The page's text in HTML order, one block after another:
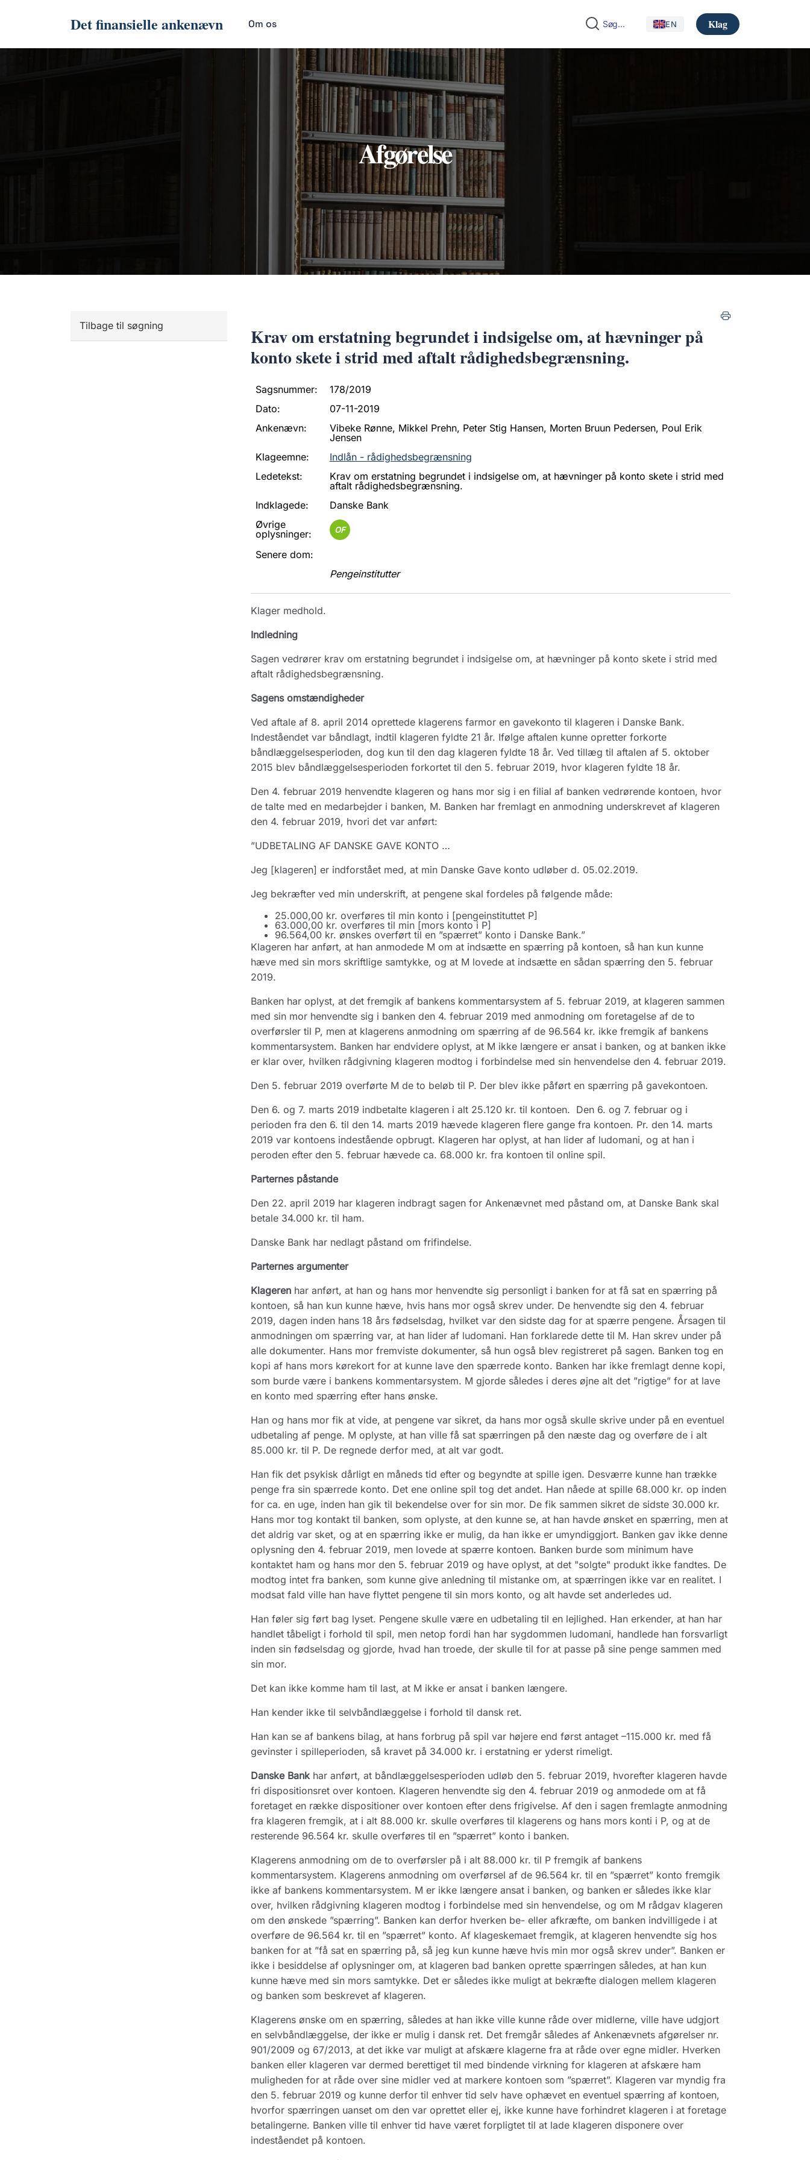
Det finansielle ankenævn Om os EN Klag
Afgørelse
Tilbage til søgning
Krav om erstatning begrundet i indsigelse om, at hævninger på
konto skete i strid med aftalt rådighedsbegrænsning.
Sagsnummer:
178/2019
Dato:
07-11-2019
Ankenævn:
Vibeke Rønne, Mikkel Prehn, Peter Stig Hansen, Morten Bruun Pedersen, Poul Erik
Jensen
Klageemne:
Indlån - rådighedsbegrænsning
Ledetekst:
Krav om erstatning begrundet i indsigelse om, at hævninger på konto skete i strid med
aftalt rådighedsbegrænsning.
Indklagede:
Danske Bank
Øvrige
oplysninger:
OF
Senere dom:
Pengeinstitutter
Klager medhold.
Indledning
Sagen vedrører krav om erstatning begrundet i indsigelse om, at hævninger på konto skete i strid med
aftalt rådighedsbegrænsning.
Sagens omstændigheder
Ved aftale af 8. april 2014 oprettede klagerens farmor en gavekonto til klageren i Danske Bank.
Indeståendet var båndlagt, indtil klageren fyldte 21 år. Ifølge aftalen kunne opretter forkorte
båndlæggelsesperioden, dog kun til den dag klageren fyldte 18 år. Ved tillæg til aftalen af 5. oktober
2015 blev båndlæggelsesperioden forkortet til den 5. februar 2019, hvor klageren fyldte 18 år.
Den 4. februar 2019 henvendte klageren og hans mor sig i en filial af banken vedrørende kontoen, hvor
de talte med en medarbejder i banken, M. Banken har fremlagt en anmodning underskrevet af klageren
den 4. februar 2019, hvori det var anført:
”UDBETALING AF DANSKE GAVE KONTO …
Jeg [klageren] er indforstået med, at min Danske Gave konto udløber d. 05.02.2019.
Jeg bekræfter ved min underskrift, at pengene skal fordeles på følgende måde:
25.000,00 kr. overføres til min konto i [pengeinstituttet P]
63.000,00 kr. overføres til min [mors konto i P]
96.564,00 kr. ønskes overført til en ”spærret” konto i Danske Bank.”
Klageren har anført, at han anmodede M om at indsætte en spærring på kontoen, så han kun kunne
hæve med sin mors skriftlige samtykke, og at M lovede at indsætte en sådan spærring den 5. februar
2019.
Banken har oplyst, at det fremgik af bankens kommentarsystem af 5. februar 2019, at klageren sammen
med sin mor henvendte sig i banken den 4. februar 2019 med anmodning om foretagelse af de to
overførsler til P, men at klagerens anmodning om spærring af de 96.564 kr. ikke fremgik af bankens
kommentarsystem. Banken har endvidere oplyst, at M ikke længere er ansat i banken, og at banken ikke
er klar over, hvilken rådgivning klageren modtog i forbindelse med sin henvendelse den 4. februar 2019.
Den 5. februar 2019 overførte M de to beløb til P. Der blev ikke påført en spærring på gavekontoen.
Den 6. og 7. marts 2019 indbetalte klageren i alt 25.120 kr. til kontoen. Den 6. og 7. februar og i
perioden fra den 6. til den 14. marts 2019 hævede klageren flere gange fra kontoen. Pr. den 14. marts
2019 var kontoens indestående opbrugt. Klageren har oplyst, at han lider af ludomani, og at han i
peroden efter den 5. februar hævede ca. 68.000 kr. fra kontoen til online spil.
Parternes påstande
Den 22. april 2019 har klageren indbragt sagen for Ankenævnet med påstand om, at Danske Bank skal
betale 34.000 kr. til ham.
Danske Bank har nedlagt påstand om frifindelse.
Parternes argumenter
Klagerenhar anført, at han og hans mor henvendte sig personligt i banken for at få sat en spærring på
kontoen, så han kun kunne hæve, hvis hans mor også skrev under. De henvendte sig den 4. februar
2019, dagen inden hans 18 års fødselsdag, hvilket var den sidste dag for at spærre pengene. Årsagen til
anmodningen om spærring var, at han lider af ludomani. Han forklarede dette til M. Han skrev under på
alle dokumenter. Hans mor fremviste dokumenter, så hun også blev registreret på sagen. Banken tog en
kopi af hans mors kørekort for at kunne lave den spærrede konto. Banken har ikke fremlagt denne kopi,
som burde være i bankens kommentarsystem. M gjorde således i deres øjne alt det ”rigtige” for at lave
en konto med spærring efter hans ønske.
Han og hans mor fik at vide, at pengene var sikret, da hans mor også skulle skrive under på en eventuel
udbetaling af penge. M oplyste, at han ville få sat spærringen på den næste dag og overføre de i alt
85.000 kr. til P. De regnede derfor med, at alt var godt.
Han fik det psykisk dårligt en måneds tid efter og begyndte at spille igen. Desværre kunne han trække
penge fra sin spærrede konto. Det ene online spil tog det andet. Han nåede at spille 68.000 kr. op inden
for ca. en uge, inden han gik til bekendelse over for sin mor. De fik sammen sikret de sidste 30.000 kr.
Hans mor tog kontakt til banken, som oplyste, at den kunne se, at han havde ønsket en spærring, men at
det aldrig var sket, og at en spærring ikke er mulig, da han ikke er umyndiggjort. Banken gav ikke denne
oplysning den 4. februar 2019, men lovede at spærre kontoen. Banken burde som minimum have
kontaktet ham og hans mor den 5. februar 2019 og have oplyst, at det "solgte" produkt ikke fandtes. De
modtog intet fra banken, som kunne give anledning til mistanke om, at spærringen ikke var en realitet. I
modsat fald ville han have flyttet pengene til sin mors konto, og alt havde set anderledes ud.
Han føler sig ført bag lyset. Pengene skulle være en udbetaling til en lejlighed. Han erkender, at han har
handlet tåbeligt i forhold til spil, men netop fordi han har sygdommen ludomani, handlede han forsvarligt
inden sin fødselsdag og gjorde, hvad han troede, der skulle til for at passe på sine penge sammen med
sin mor.
Det kan ikke komme ham til last, at M ikke er ansat i banken længere.
Han kender ikke til selvbåndlæggelse i forhold til dansk ret.
Han kan se af bankens bilag, at hans forbrug på spil var højere end først antaget –115.000 kr. med få
gevinster i spilleperioden, så kravet på 34.000 kr. i erstatning er yderst rimeligt.
Danske Bankhar anført, at båndlæggelsesperioden udløb den 5. februar 2019, hvorefter klageren havde
fri dispositionsret over kontoen. Klageren henvendte sig den 4. februar 2019 og anmodede om at få
foretaget en række dispositioner over kontoen efter dens frigivelse. Af den i sagen fremlagte anmodning
fra klageren fremgik, at i alt 88.000 kr. skulle overføres til klagerens og hans mors konti i P, og at de
resterende 96.564 kr. skulle overføres til en ”spærret” konto i banken.
Klagerens anmodning om de to overførsler på i alt 88.000 kr. til P fremgik af bankens
kommentarsystem. Klagerens anmodning om overførsel af de 96.564 kr. til en ”spærret” konto fremgik
ikke af bankens kommentarsystem. M er ikke længere ansat i banken, og banken er således ikke klar
over, hvilken rådgivning klageren modtog i forbindelse med sin henvendelse, og om M rådgav klageren
om den ønskede ”spærring”. Banken kan derfor hverken be- eller afkræfte, om banken indvilligede i at
overføre de 96.564 kr. til en ”spærret” konto. Af klageskemaet fremgik, at klageren henvendte sig hos
banken for at ”få sat en spærring på, så jeg kun kunne hæve hvis min mor også skrev under”. Banken er
ikke i besiddelse af oplysninger om, at klageren bad banken oprette spærringen således, at han kun
kunne hæve med sin mors samtykke. Det er således ikke muligt at bekræfte dialogen mellem klageren
og banken som beskrevet af klageren.
Klagerens ønske om en spærring, således at han ikke ville kunne råde over midlerne, ville have udgjort
en selvbåndlæggelse, der ikke er mulig i dansk ret. Det fremgår således af Ankenævnets afgørelser nr.
901/2009 og 67/2013, at det ikke var muligt at afskære klagerne fra at råde over egne midler. Hverken
banken eller klageren var dermed berettiget til med bindende virkning for klageren at afskære ham
muligheden for at råde over sine midler ved at markere kontoen som ”spærret”. Klageren var myndig fra
den 5. februar 2019 og kunne derfor til enhver tid selv have ophævet en eventuel spærring af kontoen,
hvorfor spærringen uanset om den var oprettet eller ej, ikke kunne have forhindret klageren i at foretage
betalingerne. Banken ville til enhver tid have været forpligtet til at lade klageren disponere over
indeståendet på kontoen.